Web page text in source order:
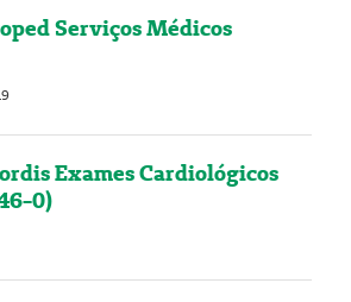
Serviços Médicos
Exames Cardiológicos
0)